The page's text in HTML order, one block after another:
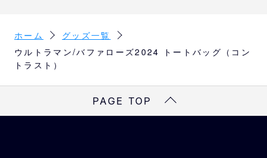
ホーム
グッズ一覧
ウルトラマン/バファローズ2024 トートバッグ（コン
トラスト）
PAGE TOP